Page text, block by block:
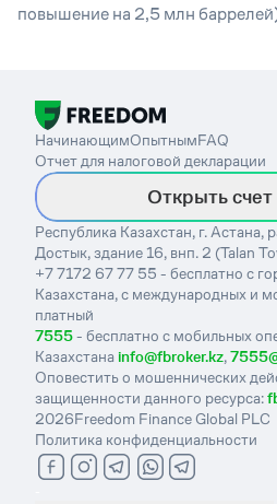
повышение на 2,5 млн
НачинающимОпытнымFAQ
Отчет для налоговой декларации
Открыть счет
Республика Казахстан, г. Астана,
Достык, здание 16, внп. 2 (Talan
+7 7172 67 77 55 - бесплатно с
Казахстана, с международных и
платный
7555- бесплатно с мобильных
Казахстанаinfo@fbroker.kz,
Оповестить о мошеннических
защищенности данного ресурса:
2026Freedom Finance Global PLC
Политика конфиденциальности